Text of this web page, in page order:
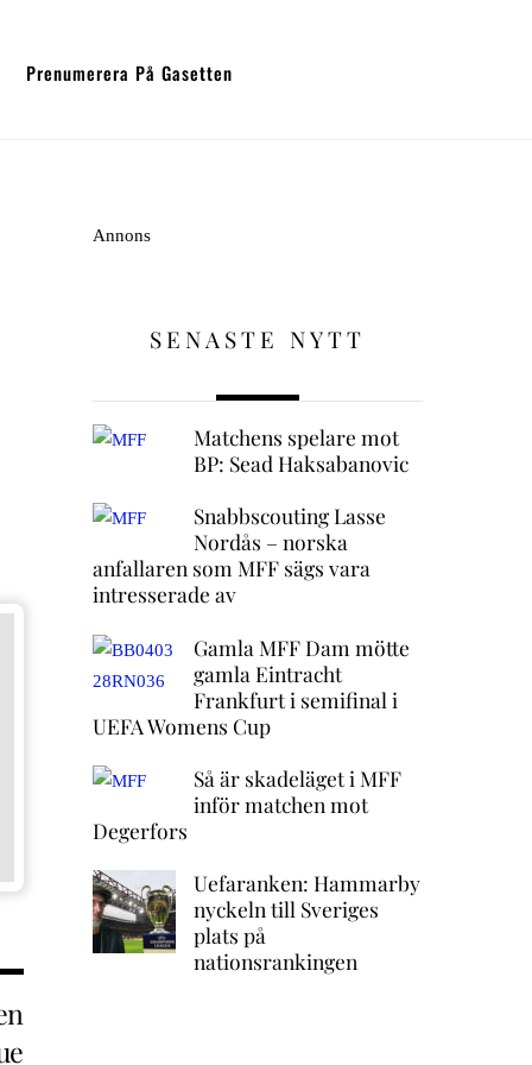
Prenumerera På Gasetten
Annons
SENASTE NYTT
Matchens spelare mot
BP: Sead Haksabanovic
Snabbscouting Lasse
Nordås – norska
anfallaren som MFF sägs vara
intresserade av
Gamla MFF Dam mötte
gamla Eintracht
Frankfurt i semifinal i
UEFA Womens Cup
Så är skadeläget i MFF
inför matchen mot
Degerfors
Uefaranken: Hammarby
nyckeln till Sveriges
plats på
nationsrankingen